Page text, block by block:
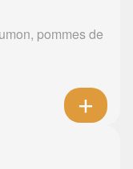
pommes de